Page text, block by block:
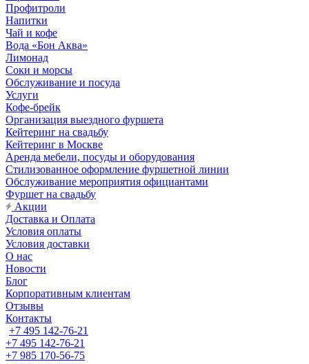
Профитроли
Напитки
Чай и кофе
Вода «Бон Аква»
Лимонад
Соки и морсы
Обслуживание и посуда
Услуги
Кофе-брейк
Организация выездного фуршета
Кейтеринг на свадьбу
Кейтеринг в Москве
Аренда мебели, посуды и оборудования
Стилизованное оформление фуршетной линии
Обслуживание мероприятия официантами
Фуршет на свадьбу
Акции
Доставка и Оплата
Условия оплаты
Условия доставки
О нас
Новости
Блог
Корпоративным клиентам
Отзывы
Контакты
+7 495 142-76-21
+7 495 142-76-21
+7 985 170-56-75